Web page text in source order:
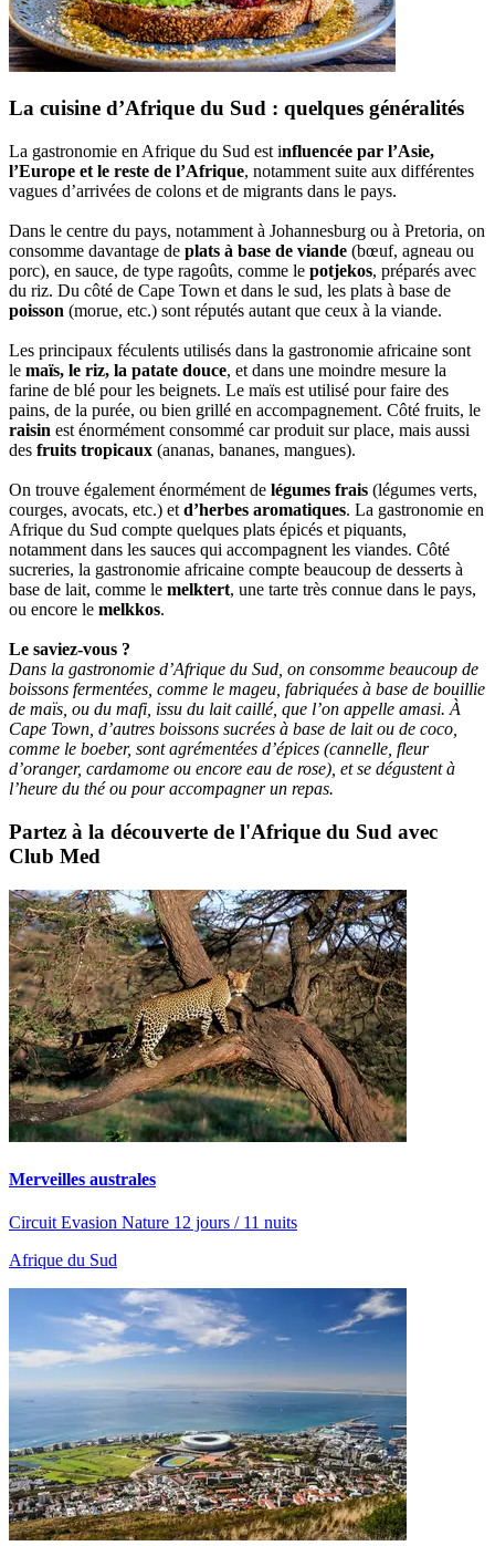
La cuisine d’Afrique du Sud : quelques généralités
La gastronomie en Afrique du Sud est influencée par l’Asie,
l’Europe et le reste de l’Afrique, notamment suite aux différentes
vagues d’arrivées de colons et de migrants dans le pays.
Dans le centre du pays, notamment à Johannesburg ou à Pretoria, on
consomme davantage de plats à base de viande (bœuf, agneau ou
porc), en sauce, de type ragoûts, comme le potjekos, préparés avec
du riz. Du côté de Cape Town et dans le sud, les plats à base de
poisson (morue, etc.) sont réputés autant que ceux à la viande.
Les principaux féculents utilisés dans la gastronomie africaine sont
le maïs, le riz, la patate douce, et dans une moindre mesure la
farine de blé pour les beignets. Le maïs est utilisé pour faire des
pains, de la purée, ou bien grillé en accompagnement. Côté fruits, le
raisin est énormément consommé car produit sur place, mais aussi
des fruits tropicaux (ananas, bananes, mangues).
On trouve également énormément de légumes frais (légumes verts,
courges, avocats, etc.) et d’herbes aromatiques. La gastronomie en
Afrique du Sud compte quelques plats épicés et piquants,
notamment dans les sauces qui accompagnent les viandes. Côté
sucreries, la gastronomie africaine compte beaucoup de desserts à
base de lait, comme le melktert, une tarte très connue dans le pays,
ou encore le melkkos.
Le saviez-vous ?
Dans la gastronomie d’Afrique du Sud, on consomme beaucoup de
boissons fermentées, comme le mageu, fabriquées à base de bouillie
de maïs, ou du mafi, issu du lait caillé, que l’on appelle amasi. À
Cape Town, d’autres boissons sucrées à base de lait ou de coco,
comme le boeber, sont agrémentées d’épices (cannelle, fleur
d’oranger, cardamome ou encore eau de rose), et se dégustent à
l’heure du thé ou pour accompagner un repas.
Partez à la découverte de l'Afrique du Sud avec
Club Med
Merveilles australes
Circuit Evasion Nature 12 jours / 11 nuits
Afrique du Sud